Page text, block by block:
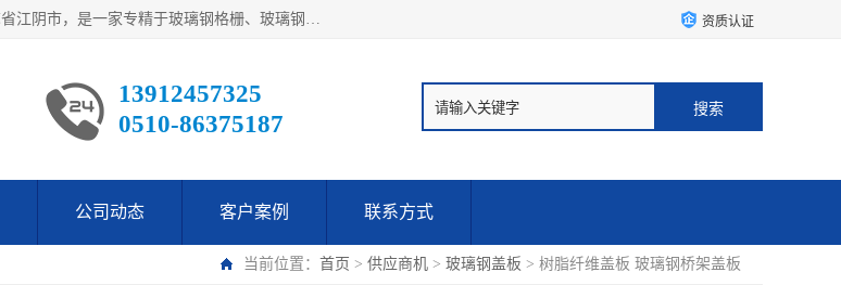
江阴市翔鼎复合材料有限公司,位于美丽富饶的中国经济百强县第一县级市的-江苏省江阴市，是一家专精于玻璃钢格栅、玻璃钢新材料,镀锌钢格板，机械设备生产制造及研发的科技型企业；公司产品已销往了世界多个国家和地区，公司人决心加倍努力愿与广大社会同仁精诚合作共创辉煌！ 资质认证
13912457325
0510-86375187
公司动态 客户案例 联系方式
当前位置： 首页 > 供应商机 > 玻璃钢盖板 > 树脂纤维盖板 玻璃钢桥架盖板